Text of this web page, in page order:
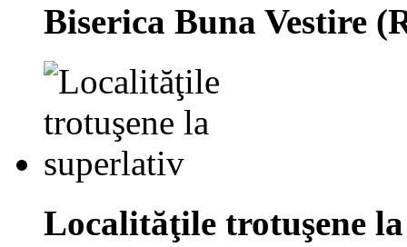
Biserica Buna Vestire
Localităţile trotuşene